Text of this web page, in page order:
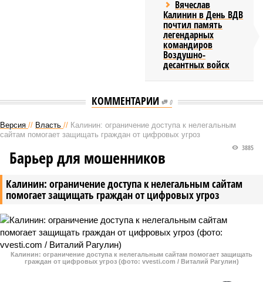
Вячеслав
Калинин в День ВДВ
почтил память
легендарных
командиров
Воздушно-
десантных войск
КОММЕНТАРИИ 0
Версия // Власть // Калинин: ограничение доступа к нелегальным
сайтам помогает защищать граждан от цифровых угроз
Калинин: ограничение доступа к нелегальным сайтам
помогает защищать граждан от цифровых угроз
3885
Барьер для мошенников
Калинин: ограничение доступа к нелегальным сайтам помогает защищать
граждан от цифровых угроз (фото: vvesti.com / Виталий Рагулин)